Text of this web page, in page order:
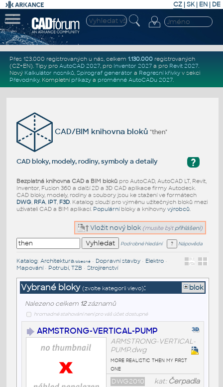
CZ | SK| EN | DE
Přes 123.000 registrovaných u nás, celkem 1.130.000registrovaných
(CZ+EN). Tipy pro AutoCAD 2027, pro Inventor 2027a pro Revit 2027.
Nový Kalkulátor nosníků, Spirograf generátor a Regresní křivkyv sekci
Převodníky. Kompletní příkazya proměnné AutoCADu 2027.
CAD/BIM knihovna bloků"then"
?
CAD bloky, modely, rodiny, symboly a detaily
Bezplatná knihovna CAD a BIM blokůpro AutoCAD, AutoCAD LT, Revit,
Inventor, Fusion 360 a další 2D a 3D CAD aplikace firmy Autodesk.
CAD bloky, modely, rodiny a soubory jsou ke stažení ve formátech
DWG, RFA, IPT, F3D. Katalog slouží pro výměnu užitečných bloků mezi
uživateli CAD a BIM aplikací. Populárníbloky a knihovny výrobců.
Vložit nový blok (musíte být přihlášeni)
Podrobné hledání Nápověda
Katalog: Architektura/obecné• Dopravní stavby• Elektro•
Mapování• Potrubí, TZB • Strojírenství
Vybrané bloky (zvolte kategorii vlevo): blok
Nalezeno celkem 12záznamů
hromadné stahování není pro váš účet dostupné
ARMSTRONG-VERTICAL-PUMP
ARMSTRONG-VERTICAL-
PUMP.dwg
more realistic then my first
one
kat: Čerpadla
DWG2010